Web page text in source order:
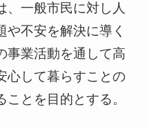
、一般市民に対し人
不安を解決に導く
事業活動を通して高
心して暮らすことの
とを目的とする。